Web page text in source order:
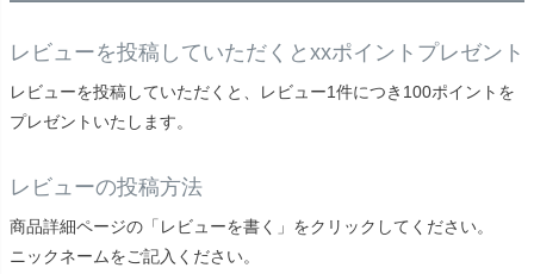
レビューを投稿していただくとxxポイントプレゼント
レビューを投稿していただくと、レビュー1件につき100ポイントを
プレゼントいたします。
レビューの投稿方法
商品詳細ページの「レビューを書く」をクリックしてください。
ニックネームをご記入ください。